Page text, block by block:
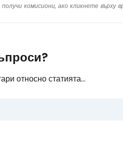
комисиони, ако кликнете
относно статията...